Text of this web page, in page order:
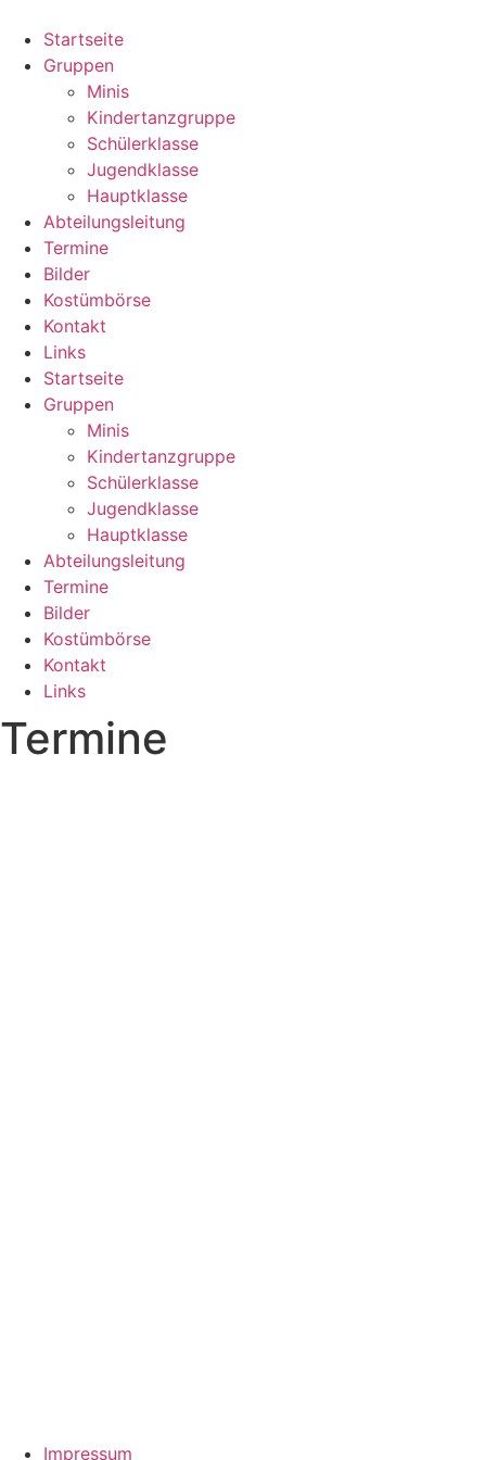
Inhalt
springen
Startseite
Gruppen
Minis
Kindertanzgruppe
Schülerklasse
Jugendklasse
Hauptklasse
Abteilungsleitung
Termine
Bilder
Kostümbörse
Kontakt
Links
Startseite
Gruppen
Minis
Kindertanzgruppe
Schülerklasse
Jugendklasse
Hauptklasse
Abteilungsleitung
Termine
Bilder
Kostümbörse
Kontakt
Links
Termine
Impressum